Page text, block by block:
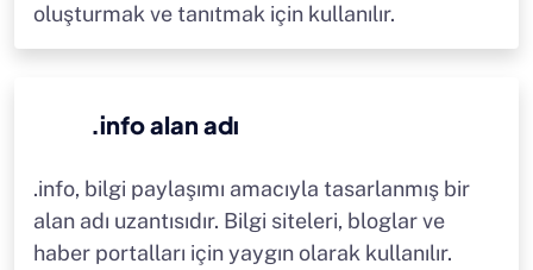
oluşturmak ve tanıtmak için kullanılır.
.info alan adı
.info, bilgi paylaşımı amacıyla tasarlanmış bir
alan adı uzantısıdır. Bilgi siteleri, bloglar ve
haber portalları için yaygın olarak kullanılır.